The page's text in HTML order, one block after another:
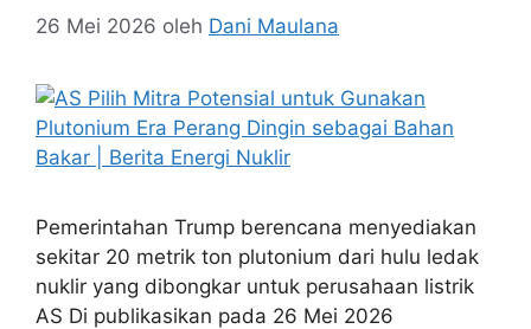
26 Mei 2026 oleh Dani Maulana
Pemerintahan Trump berencana menyediakan
sekitar 20 metrik ton plutonium dari hulu ledak
nuklir yang dibongkar untuk perusahaan listrik
AS Di publikasikan pada 26 Mei 2026